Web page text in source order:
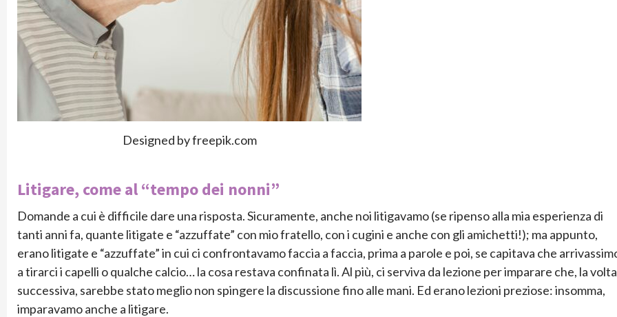
Designed by freepik.com
Litigare, come al “tempo dei nonni”
Domande a cui è difficile dare una risposta. Sicuramente, anche noi litigavamo (se ripenso alla mia esperienza di
tanti anni fa, quante litigate e “azzuffate” con mio fratello, con i cugini e anche con gli amichetti!); ma appunto,
erano litigate e “azzuffate” in cui ci confrontavamo faccia a faccia, prima a parole e poi, se capitava che
a tirarci i capelli o qualche calcio… la cosa restava confinata lì. Al più, ci serviva da lezione per imparare che, la volta
successiva, sarebbe stato meglio non spingere la discussione fino alle mani. Ed erano lezioni preziose: insomma,
imparavamo anche a litigare.